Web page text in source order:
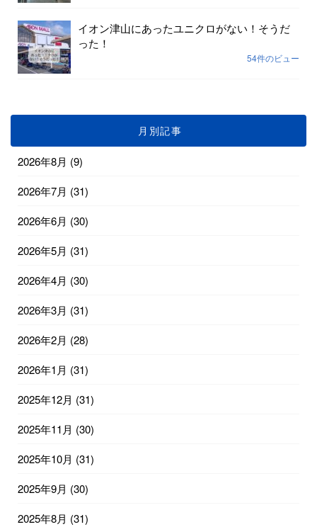
イオン津山にあったユニクロがない！そうだ
った！
54件のビュー
月別記事
2026年8月 (9)
2026年7月 (31)
2026年6月 (30)
2026年5月 (31)
2026年4月 (30)
2026年3月 (31)
2026年2月 (28)
2026年1月 (31)
2025年12月 (31)
2025年11月 (30)
2025年10月 (31)
2025年9月 (30)
2025年8月 (31)